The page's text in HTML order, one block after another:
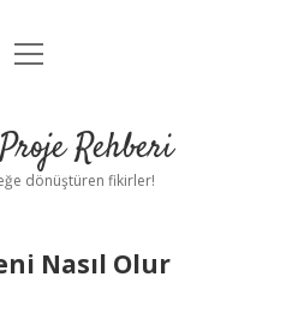
Anasayfa
Uyarı
menüyü
Rehberi
dönüştüren fikirler!
Nasıl Olur